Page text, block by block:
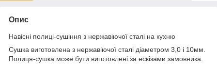
Опис
Навісні полиці-сушіння з нержавіючої сталі на кухню
Сушка виготовлена з нержавіючої сталі діаметром 3,0 і 10мм.
Полиця-сушка може бути виготовлені за ескізами замовника.